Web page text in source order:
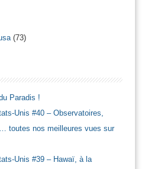
(73)
Paradis !
Unis #40 – Observatoires,
toutes nos meilleures vues sur
Unis #39 – Hawaï, à la